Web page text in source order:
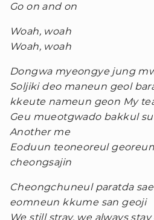
Go on and on
Woah, woah
Woah, woah
Dongwa myeongye jung
Soljiki deo maneun geol
kkeute nameun geon My
Geu mueotgwado bakkul
Another me
Eoduun teoneoreul
cheongsajin
Cheongchuneul paratda
eomneun kkume san geoji
We still stray, we always